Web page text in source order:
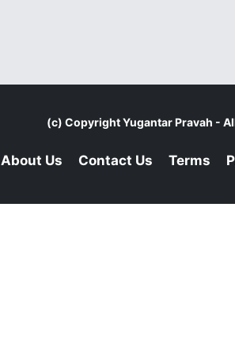
(c) CopyrightYugantar Pravah -
About Us Contact Us Terms